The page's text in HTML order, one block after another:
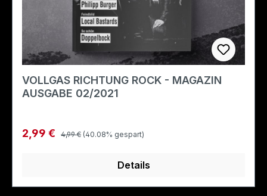
VOLLGAS RICHTUNG ROCK - MAGAZIN
AUSGABE 02/2021
Verkaufspreis:
2,99 € Regulärer Preis:
4,99 € (40.08% gespart)
Details